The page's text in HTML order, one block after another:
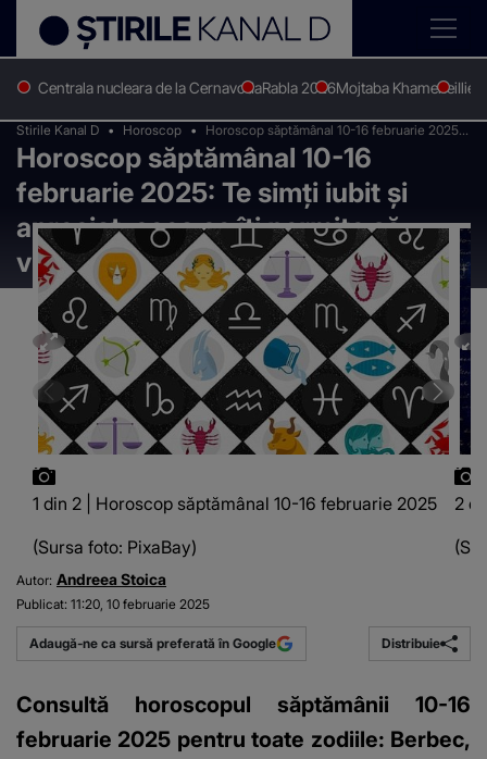
Centrala nucleara de la CernavodaRabla 2026Mojtaba KhameneiIlie
Stirile Kanal D Horoscop
Horoscop săptămânal 10-16 februarie 2025:
Te simți iubit și apreciat, ceea ce îți permite
să visezi la un viitor promițător în doi
Horoscop săptămânal 10-16
februarie 2025: Te simți iubit și
apreciat, ceea ce îți permite să
visezi la un viitor promițător în doi
1 din 2 | Horoscop săptămânal 10-16 februarie 2025
(Sursa foto: PixaBay)
2
Autor: Andreea Stoica
Publicat: 11:20, 10 februarie 2025
Adaugă-ne ca sursă preferată în Google Distribuie
Consultă horoscopul săptămânii 10-16
februarie 2025 pentru toate zodiile: Berbec,